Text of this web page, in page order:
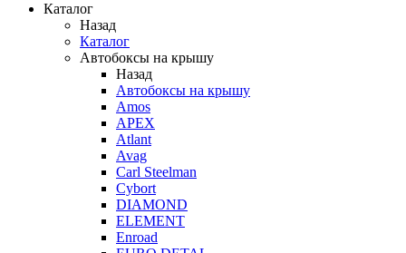
Каталог
Назад
Каталог
Автобоксы на крышу
Назад
Автобоксы на крышу
Amos
APEX
Atlant
Avag
Carl Steelman
Cybort
DIAMOND
ELEMENT
Enroad